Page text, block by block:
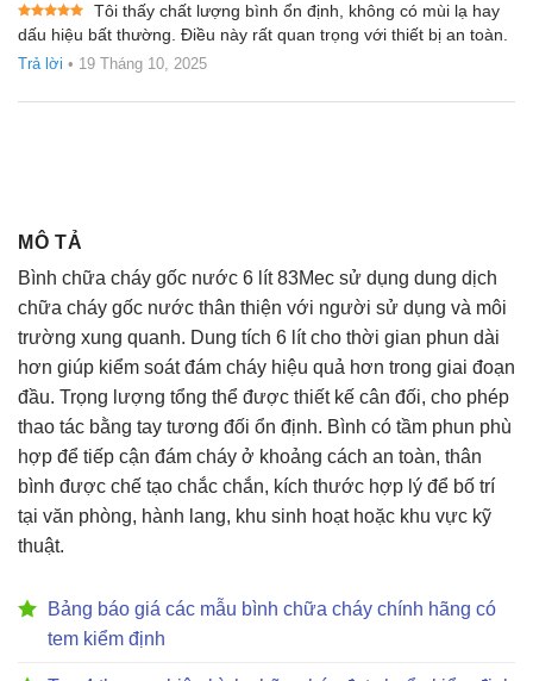
Được xếp
hạng 55
sao
Tôi thấy chất lượng bình ổn định, không có mùi lạ hay
dấu hiệu bất thường. Điều này rất quan trọng với thiết bị an toàn.
Trả lời • 19 Tháng 10, 2025
MÔ TẢ
Bình chữa cháy gốc nước 6 lít 83Mec sử dụng dung dịch
chữa cháy gốc nước thân thiện với người sử dụng và môi
trường xung quanh. Dung tích 6 lít cho thời gian phun dài
hơn giúp kiểm soát đám cháy hiệu quả hơn trong giai đoạn
đầu. Trọng lượng tổng thể được thiết kế cân đối, cho phép
thao tác bằng tay tương đối ổn định. Bình có tầm phun phù
hợp để tiếp cận đám cháy ở khoảng cách an toàn, thân
bình được chế tạo chắc chắn, kích thước hợp lý để bố trí
tại văn phòng, hành lang, khu sinh hoạt hoặc khu vực kỹ
thuật.
Bảng báo giá các mẫu bình chữa cháy chính hãng có
tem kiểm định